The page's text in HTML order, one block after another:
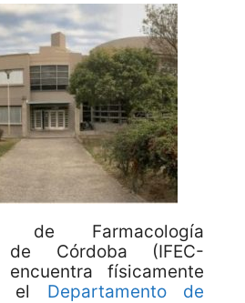
de Farmacología
de Córdoba (IFEC-
encuentra físicamente
el Departamento de